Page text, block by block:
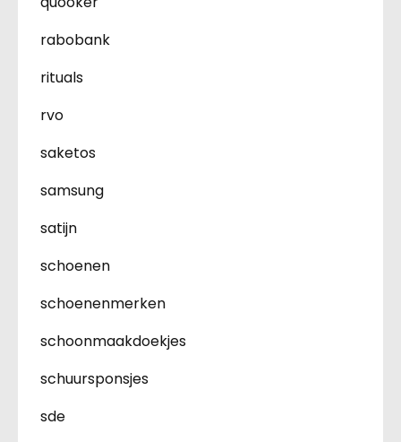
rabobank
rituals
rvo
saketos
samsung
satijn
schoenen
schoenenmerken
schoonmaakdoekjes
schuursponsjes
sde